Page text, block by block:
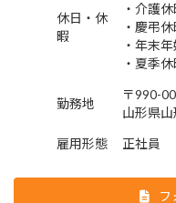
休日・休
暇
・介護休
・慶弔休
・年末年
・夏季休
勤務地
〒990-
山形県
雇用形態
正社員
フ